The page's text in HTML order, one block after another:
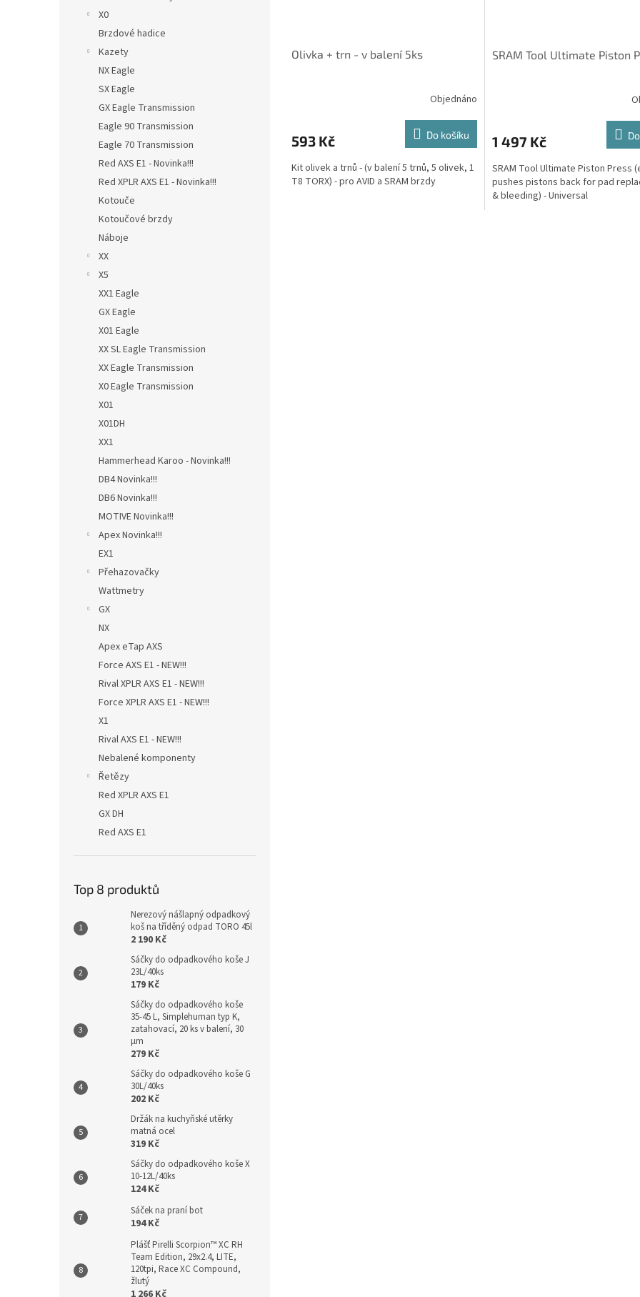
X0
Brzdové hadice
Kazety
NX Eagle
SX Eagle
GX Eagle Transmission
Eagle 90 Transmission
Eagle 70 Transmission
Red AXS E1 - Novinka!!!
Red XPLR AXS E1 - Novinka!!!
Kotouče
Kotoučové brzdy
Náboje
XX
X5
XX1 Eagle
GX Eagle
X01 Eagle
XX SL Eagle Transmission
XX Eagle Transmission
X0 Eagle Transmission
X01
X01DH
XX1
Hammerhead Karoo - Novinka!!!
DB4 Novinka!!!
DB6 Novinka!!!
MOTIVE Novinka!!!
Apex Novinka!!!
EX1
Přehazovačky
Wattmetry
GX
NX
Apex eTap AXS
Force AXS E1 - NEW!!!
Rival XPLR AXS E1 - NEW!!!
Force XPLR AXS E1 - NEW!!!
X1
Rival AXS E1 - NEW!!!
Nebalené komponenty
Řetězy
Red XPLR AXS E1
GX DH
Red AXS E1
Top 8 produktů
Nerezový nášlapný odpadkový
koš na tříděný odpad TORO 45l
2 190 Kč
Sáčky do odpadkového koše J
23L/40ks
179 Kč
Sáčky do odpadkového koše
35-45 L, Simplehuman typ K,
zatahovací, 20 ks v balení, 30
µm
279 Kč
Sáčky do odpadkového koše G
30L/40ks
202 Kč
Držák na kuchyňské utěrky
matná ocel
319 Kč
Sáčky do odpadkového koše X
10-12L/40ks
124 Kč
Sáček na praní bot
194 Kč
Plášť Pirelli Scorpion™ XC RH
Team Edition, 29x2.4, LITE,
120tpi, Race XC Compound,
žlutý
1 266 Kč
Olivka + trn - v balení 5ks
Objednáno
593 Kč Do košíku
Kit olivek a trnů - (v balení 5 trnů, 5 olivek, 1
T8 TORX) - pro AVID a SRAM brzdy
SRAM Tool Ultimate Piston
1 497 Kč
SRAM Tool Ultimate Piston Press
pushes pistons back for pad
& bleeding) - Universal